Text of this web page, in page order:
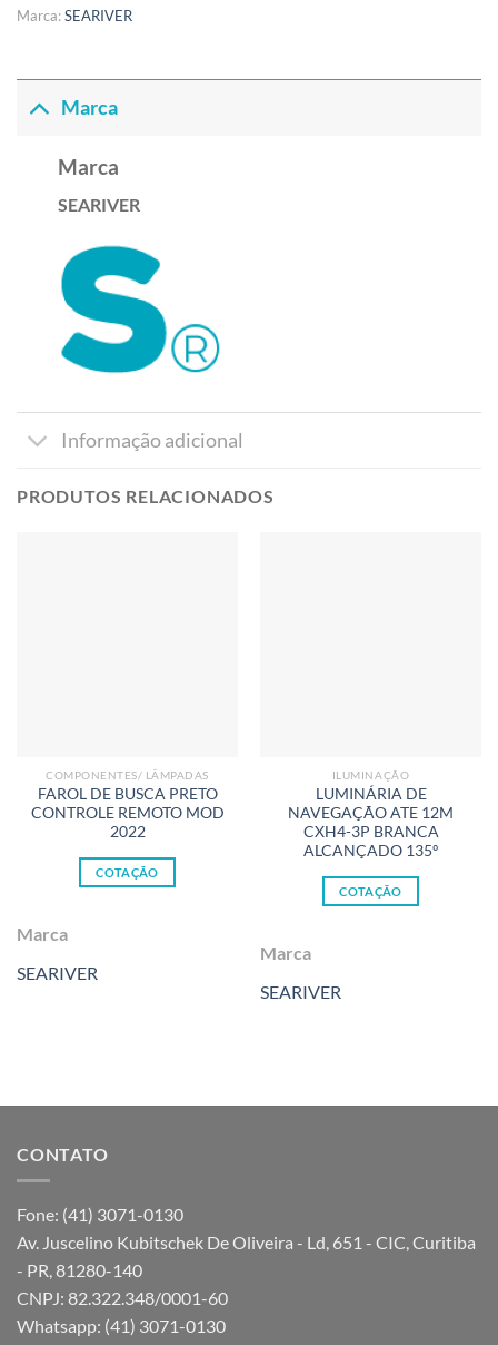
Marca:SEARIVER
Marca
Marca
SEARIVER
Informação adicional
PRODUTOS RELACIONADOS
COMPONENTES/ LÂMPADAS
FAROL DE BUSCA PRETO
CONTROLE REMOTO MOD
2022
COTAÇÃO
Marca
SEARIVER
ILUMINAÇÃO
LUMINÁRIA DE
NAVEGAÇÃO ATE 12M
CXH4-3P BRANCA
ALCANÇADO 135º
COTAÇÃO
Marca
SEARIVER
CONTATO
Fone: (41) 3071-0130
Av. Juscelino Kubitschek De Oliveira - Ld, 651 - CIC, Curitiba
- PR, 81280-140
CNPJ: 82.322.348/0001-60
Whatsapp: (41) 3071-0130